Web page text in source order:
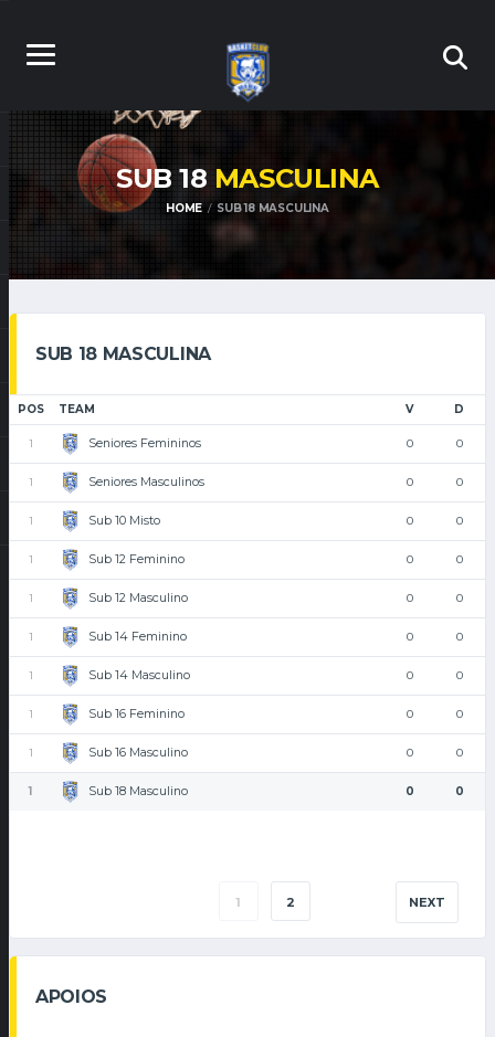
SUB 18 MASCULINA
HOME SUB 18 MASCULINA
SUB 18 MASCULINA
POS TEAM V D
1 Seniores Femininos 0 0
1 Seniores Masculinos 0 0
1 Sub 10 Misto 0 0
1 Sub 12 Feminino 0 0
1 Sub 12 Masculino 0 0
1 Sub 14 Feminino 0 0
1 Sub 14 Masculino 0 0
1 Sub 16 Feminino 0 0
1 Sub 16 Masculino 0 0
1 Sub 18 Masculino 0 0
1 2 NEXT
APOIOS